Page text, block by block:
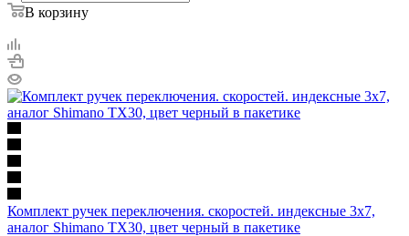
В корзину
Комплект ручек переключения. скоростей. индексные 3х7,
аналог Shimano TX30, цвет черный в пакетике